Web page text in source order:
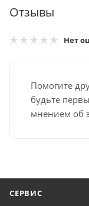
Отзывы
Нет
Помогите
будьте
мнением об
СЕРВИС